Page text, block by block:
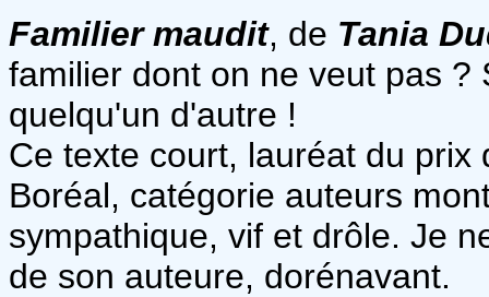
Familier maudit, de Tania
familier dont on ne veut pas ?
quelqu'un d'autre !
Ce texte court, lauréat du
Boréal, catégorie auteurs
sympathique, vif et drôle. Je
de son auteure, dorénavant.